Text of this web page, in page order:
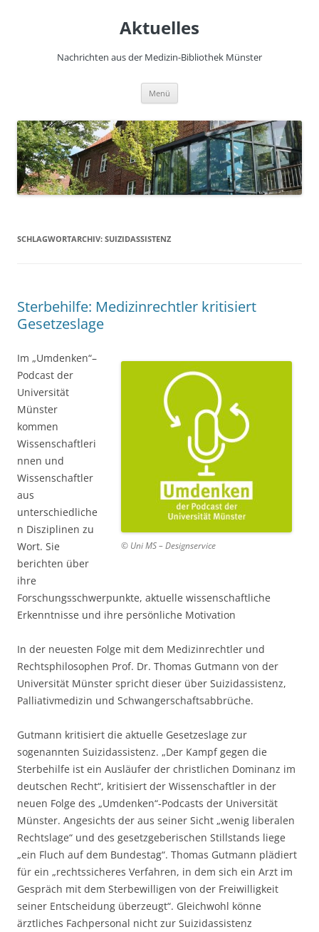
Aktuelles
Nachrichten aus der Medizin-Bibliothek Münster
Menü
SCHLAGWORTARCHIV: SUIZIDASSISTENZ
Sterbehilfe: Medizinrechtler kritisiert
Gesetzeslage
© Uni MS – Designservice
Im „Umdenken“–
Podcast der
Universität
Münster
kommen
Wissenschaftleri
nnen und
Wissenschaftler
aus
unterschiedliche
n Disziplinen zu
Wort. Sie
berichten über
ihre
Forschungsschwerpunkte, aktuelle wissenschaftliche
Erkenntnisse und ihre persönliche Motivation
In der neuesten Folge mit dem Medizinrechtler und
Rechtsphilosophen Prof. Dr. Thomas Gutmann von der
Universität Münster spricht dieser über Suizidassistenz,
Palliativmedizin und Schwangerschaftsabbrüche.
Gutmann kritisiert die aktuelle Gesetzeslage zur
sogenannten Suizidassistenz. „Der Kampf gegen die
Sterbehilfe ist ein Ausläufer der christlichen Dominanz im
deutschen Recht“, kritisiert der Wissenschaftler in der
neuen Folge des „Umdenken“-Podcasts der Universität
Münster. Angesichts der aus seiner Sicht „wenig liberalen
Rechtslage“ und des gesetzgeberischen Stillstands liege
„ein Fluch auf dem Bundestag“. Thomas Gutmann plädiert
für ein „rechtssicheres Verfahren, in dem sich ein Arzt im
Gespräch mit dem Sterbewilligen von der Freiwilligkeit
seiner Entscheidung überzeugt“. Gleichwohl könne
ärztliches Fachpersonal nicht zur Suizidassistenz